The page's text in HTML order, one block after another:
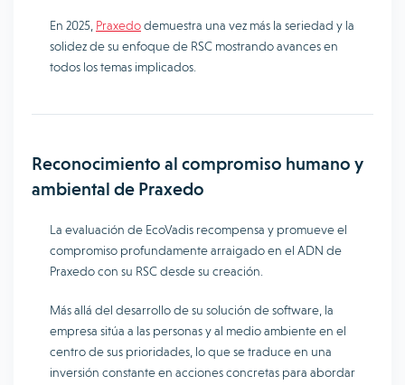
En 2025, Praxedodemuestra una vez más la seriedad y la
solidez de su enfoque de RSC mostrando avances en
todos los temas implicados.
Reconocimiento al compromiso humano y
ambiental de Praxedo
La evaluación de EcoVadis recompensa y promueve el
compromiso profundamente arraigado en el ADN de
Praxedo con su RSC desde su creación.
Más allá del desarrollo de su solución de software, la
empresa sitúa a las personas y al medio ambiente en el
centro de sus prioridades, lo que se traduce en una
inversión constante en acciones concretas para abordar